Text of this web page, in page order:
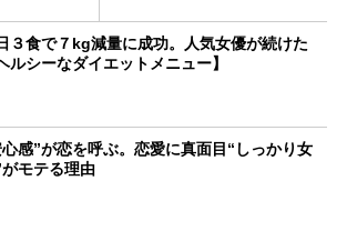
３食で７kg減量に成功。人気女優が続けた
ルシーなダイエットメニュー】
心感”が恋を呼ぶ。恋愛に真面目“しっかり女
モテる理由